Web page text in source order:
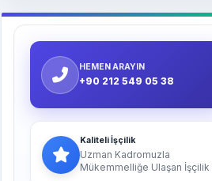
HEMEN ARAYIN
+90 212 549 05 38
Kaliteli İşçilik
Uzman Kadromuzla
Mükemmelliğe Ulaşan İşçilik